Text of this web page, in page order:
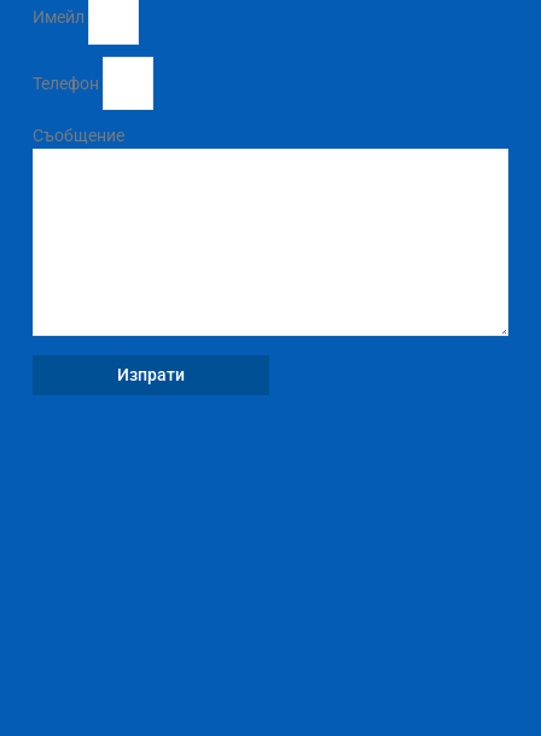
Имейл
Телефон
Съобщение
Изпрати